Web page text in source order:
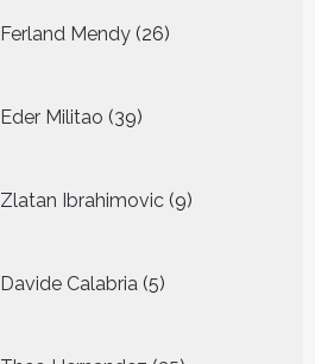
Ferland Mendy 26
producten
Eder Militao 39
producten
Zlatan Ibrahimovic 9
producten
Davide Calabria 5
producten